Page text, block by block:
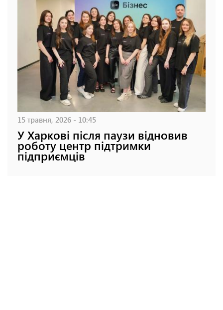
15 травня, 2026 - 10:45
У Харкові після паузи відновив
роботу центр підтримки
підприємців